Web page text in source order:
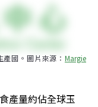
國。圖片來源： Margie
產量約佔全球玉